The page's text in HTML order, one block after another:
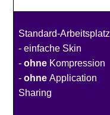
Standard-Arbeitsplatz
- einfache Skin
-ohne Kompression
-ohne Application
Sharing